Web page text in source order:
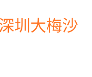
圳大梅沙